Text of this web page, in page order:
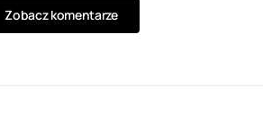
Zobacz komentarze